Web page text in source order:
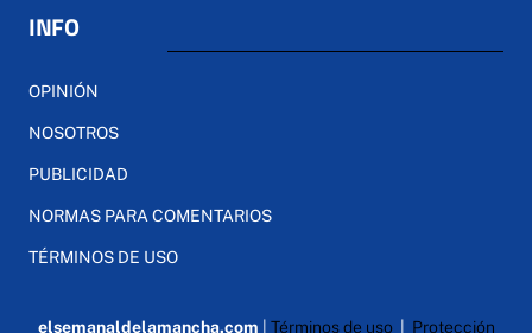
INFO
OPINIÓN
NOSOTROS
PUBLICIDAD
NORMAS PARA COMENTARIOS
TÉRMINOS DE USO
elsemanaldelamancha.com Términos de uso| Protección